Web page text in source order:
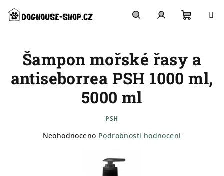
obsah
košík
Šampon mořské řasy a
antiseborrea PSH 1000 ml,
5000 ml
PSH
Průměrné
Neohodnoceno Podrobnosti hodnocení